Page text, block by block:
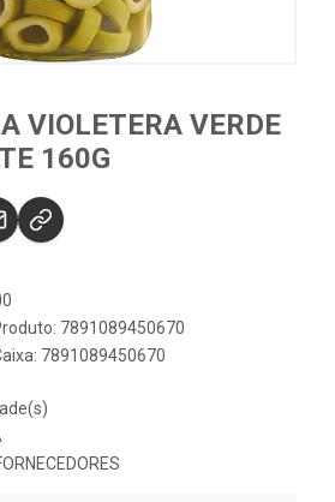
VIOLETERA VERDE
160G
7891089450670
7891089450670